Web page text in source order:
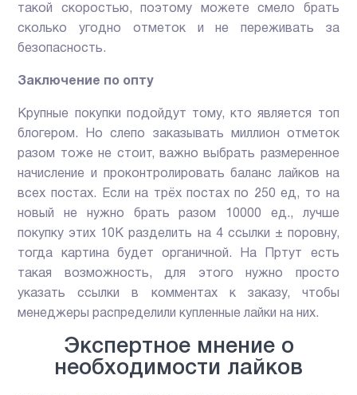
такой скоростью, поэтому можете смело брать
сколько угодно отметок и не переживать за
безопасность.
Заключение по опту
Крупные покупки подойдут тому, кто является топ
блогером. Но слепо заказывать миллион отметок
разом тоже не стоит, важно выбрать размеренное
начисление и проконтролировать баланс лайков на
всех постах. Если на трёх постах по 250 ед, то на
новый не нужно брать разом 10000 ед., лучше
покупку этих 10К разделить на 4 ссылки ± поровну,
тогда картина будет органичной. На Пртут есть
такая возможность, для этого нужно просто
указать ссылки в комментах к заказу, чтобы
менеджеры распределили купленные лайки на них.
Экспертное мнение о
необходимости лайков